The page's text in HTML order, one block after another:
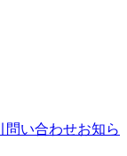
問い合わせお知ら